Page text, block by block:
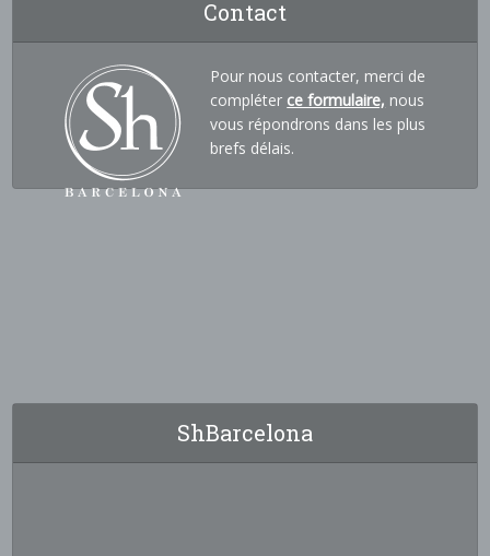
Contact
Pour nous contacter, merci de
compléter ce formulaire, nous
vous répondrons dans les plus
brefs délais.
ShBarcelona